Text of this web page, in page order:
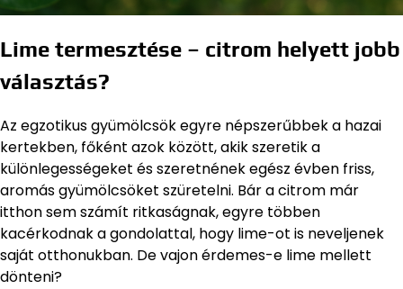
Lime termesztése – citrom helyett jobb
választás?
Az egzotikus gyümölcsök egyre népszerűbbek a hazai
kertekben, főként azok között, akik szeretik a
különlegességeket és szeretnének egész évben friss,
aromás gyümölcsöket szüretelni. Bár a citrom már
itthon sem számít ritkaságnak, egyre többen
kacérkodnak a gondolattal, hogy lime-ot is neveljenek
saját otthonukban. De vajon érdemes-e lime mellett
dönteni?